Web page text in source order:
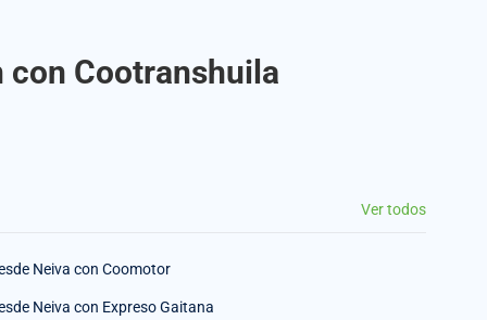
con Cootranshuila
Ver todos
Neiva con Coomotor
Neiva con Expreso Gaitana